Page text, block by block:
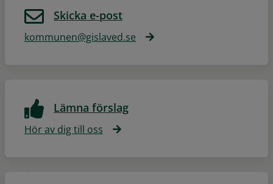
Skicka e-post
kommunen@gislaved.se
Lämna förslag
Hör av dig till oss